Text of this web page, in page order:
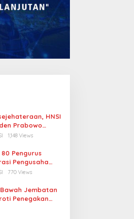
Legalitas Tower di
HNSI
Prabowo
Nelayan
1,148 Views
Pengurus
Pengusaha
770 Views
Jembatan
Penegakan